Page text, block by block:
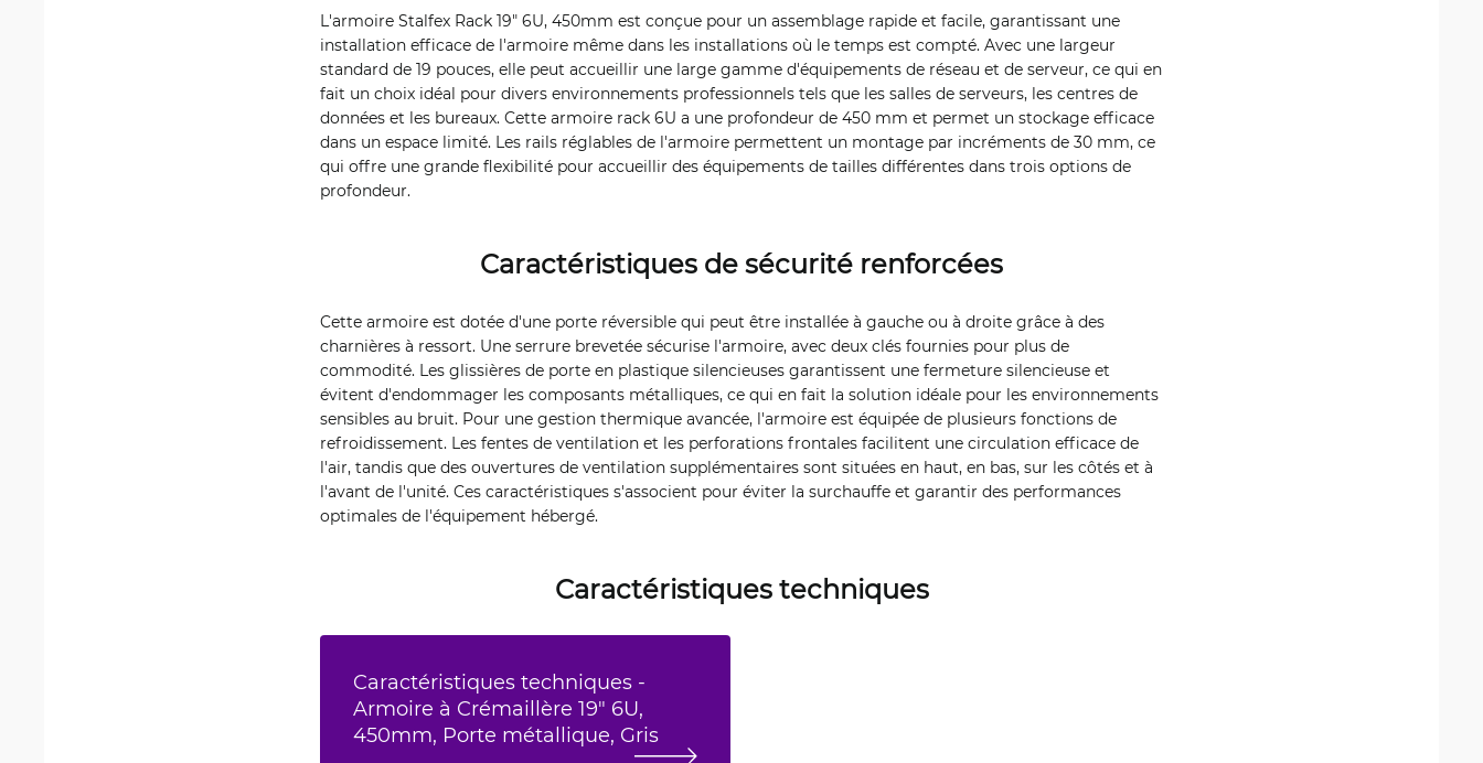
L'armoire Stalfex Rack 19" 6U, 450mm est conçue pour un assemblage rapide et facile, garantissant une
installation efficace de l'armoire même dans les installations où le temps est compté. Avec une largeur
standard de 19 pouces, elle peut accueillir une large gamme d'équipements de réseau et de serveur, ce qui en
fait un choix idéal pour divers environnements professionnels tels que les salles de serveurs, les centres de
données et les bureaux. Cette armoire rack 6U a une profondeur de 450 mm et permet un stockage efficace
dans un espace limité. Les rails réglables de l'armoire permettent un montage par incréments de 30 mm, ce
qui offre une grande flexibilité pour accueillir des équipements de tailles différentes dans trois options de
profondeur.
Caractéristiques de sécurité renforcées
Cette armoire est dotée d'une porte réversible qui peut être installée à gauche ou à droite grâce à des
charnières à ressort. Une serrure brevetée sécurise l'armoire, avec deux clés fournies pour plus de
commodité. Les glissières de porte en plastique silencieuses garantissent une fermeture silencieuse et
évitent d'endommager les composants métalliques, ce qui en fait la solution idéale pour les environnements
sensibles au bruit. Pour une gestion thermique avancée, l'armoire est équipée de plusieurs fonctions de
refroidissement. Les fentes de ventilation et les perforations frontales facilitent une circulation efficace de
l'air, tandis que des ouvertures de ventilation supplémentaires sont situées en haut, en bas, sur les côtés et à
l'avant de l'unité. Ces caractéristiques s'associent pour éviter la surchauffe et garantir des performances
optimales de l'équipement hébergé.
Caractéristiques techniques
Caractéristiques techniques -
Armoire à Crémaillère 19" 6U,
450mm, Porte métallique, Gris